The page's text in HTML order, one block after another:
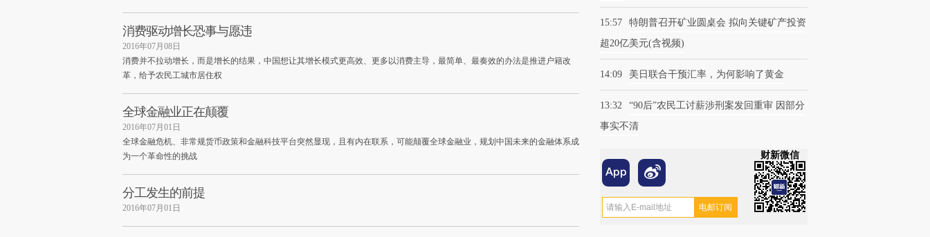
消费驱动增长恐事与愿违
2016年07月08日
消费并不拉动增长，而是增长的结果，中国想让其增长模式更高效、更多以消费主导，最简单、最奏效的办法是推进户籍改
革，给予农民工城市居住权
全球金融业正在颠覆
2016年07月01日
全球金融危机、非常规货币政策和金融科技平台突然显现，且有内在联系，可能颠覆全球金融业，规划中国未来的金融体系成
为一个革命性的挑战
分工发生的前提
2016年07月01日
15:57
特朗普召开矿业圆桌会 拟向关键矿产投资
超20亿美元(含视频)
14:09 美日联合干预汇率，为何影响了黄金
13:32
“90后”农民工讨薪涉刑案发回重审 因部分
事实不清
财新微信